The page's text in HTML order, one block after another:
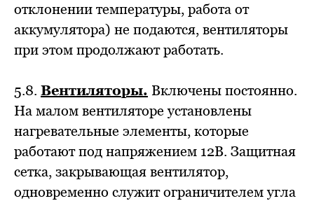
отклонении температуры, работа от
аккумулятора) не подаются, вентиляторы
при этом продолжают работать.
5.8. Вентиляторы. Включены постоянно.
На малом вентиляторе установлены
нагревательные элементы, которые
работают под напряжением 12В. Защитная
сетка, закрывающая вентилятор,
одновременно служит ограничителем угла